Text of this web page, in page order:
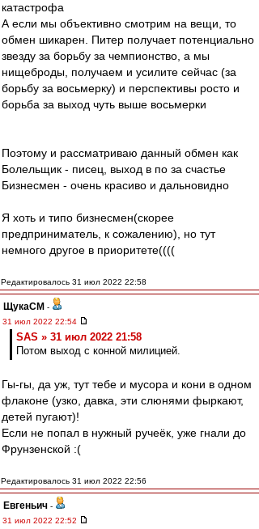
катастрофа
А если мы объективно смотрим на вещи, то
обмен шикарен. Питер получает потенциально
звезду за борьбу за чемпионство, а мы
нищеброды, получаем и усилите сейчас (за
борьбу за восьмерку) и перспективы росто и
борьба за выход чуть выше восьмерки
Поэтому и рассматриваю данный обмен как
Болельщик - писец, выход в по за счастье
Бизнесмен - очень красиво и дальновидно
Я хоть и типо бизнесмен(скорее
предприниматель, к сожалению), но тут
немного другое в приоритете((((
Редактировалось 31 июл 2022 22:58
ЩукаСМ -
31 июл 2022 22:54
SAS » 31 июл 2022 21:58
Потом выход с конной милицией.
Гы-гы, да уж, тут тебе и мусора и кони в одном
флаконе (узко, давка, эти слюнями фыркают,
детей пугают)!
Если не попал в нужный ручеёк, уже гнали до
Фрунзенской :(
Редактировалось 31 июл 2022 22:56
Евгеньич -
31 июл 2022 22:52